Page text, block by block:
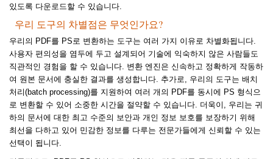
있도록 다운로드할 수 있습니다.
우리 도구의 차별점은 무엇인가요?
우리의 PDF를 PS로 변환하는 도구는 여러 가지 이유로 차별화됩니다.
사용자 편의성을 염두에 두고 설계되어 기술에 익숙하지 않은 사람들도
직관적인 경험을 할 수 있습니다. 변환 엔진은 신속하고 정확하게 작동하
여 원본 문서에 충실한 결과를 생성합니다. 추가로, 우리의 도구는 배치
처리(batch processing)를 지원하여 여러 개의 PDF를 동시에 PS 형식으
로 변환할 수 있어 소중한 시간을 절약할 수 있습니다. 더욱이, 우리는 귀
하의 문서에 대한 최고 수준의 보안과 개인 정보 보호를 보장하기 위해
최선을 다하고 있어 민감한 정보를 다루는 전문가들에게 신뢰할 수 있는
선택이 됩니다.